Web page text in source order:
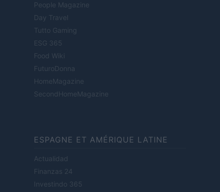
People Magazine
Day Travel
Tutto Gaming
ESG 365
Food Wiki
FuturoDonna
HomeMagazine
SecondHomeMagazine
ESPAGNE ET AMÉRIQUE LATINE
Actualidad
Finanzas 24
Investindo 365